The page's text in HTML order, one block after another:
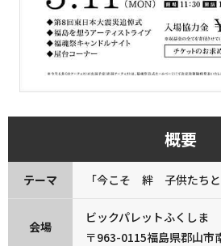
概要
テーマ 「今こそ 絆 子供たち
会場
ビックパレットふくしま
〒963-0115福島県郡山市